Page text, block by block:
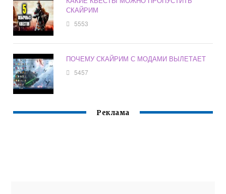
СКАЙРИМ
5553
ПОЧЕМУ СКАЙРИМ С МОДАМИ ВЫЛЕТАЕТ
5457
Реклама